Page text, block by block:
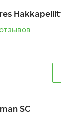
отзывов
SC